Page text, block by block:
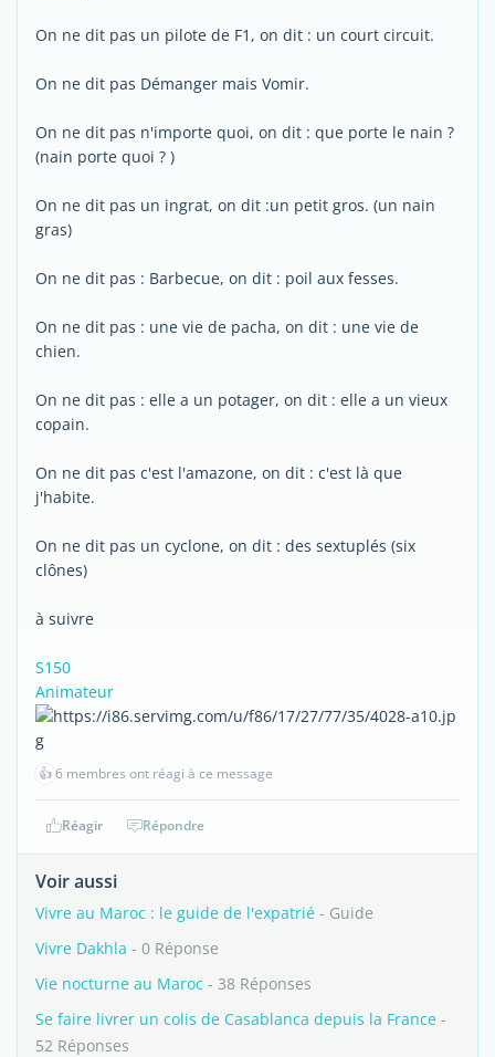
On ne dit pas un pilote de F1, on dit : un court circuit.
On ne dit pas Démanger mais Vomir.
On ne dit pas n'importe quoi, on dit : que porte le nain ?
(nain porte quoi ? )
On ne dit pas un ingrat, on dit :un petit gros. (un nain
gras)
On ne dit pas : Barbecue, on dit : poil aux fesses.
On ne dit pas : une vie de pacha, on dit : une vie de
chien.
On ne dit pas : elle a un potager, on dit : elle a un vieux
copain.
On ne dit pas c'est l'amazone, on dit : c'est là que
j'habite.
On ne dit pas un cyclone, on dit : des sextuplés (six
clônes)
à suivre
S150
Animateur
👍6 membres ont réagi à ce message
Réagir Répondre
Voir aussi
Vivre au Maroc : le guide de l'expatrié - Guide
Vivre Dakhla - 0 Réponse
Vie nocturne au Maroc - 38 Réponses
Se faire livrer un colis de Casablanca depuis la France -
52 Réponses